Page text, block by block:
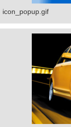
icon_popup.gif